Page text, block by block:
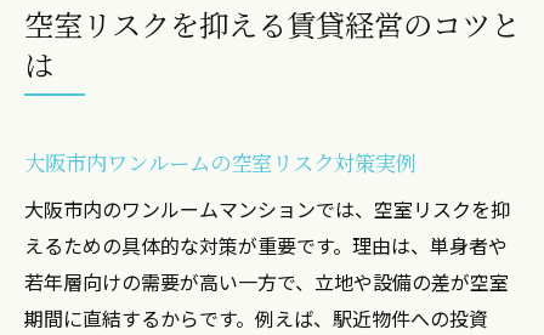
空室リスクを抑える賃貸経営のコツと
は
大阪市内ワンルームの空室リスク対策実例
大阪市内のワンルームマンションでは、空室リスクを抑
えるための具体的な対策が重要です。理由は、単身者や
若年層向けの需要が高い一方で、立地や設備の差が空室
期間に直結するからです。例えば、駅近物件への投資